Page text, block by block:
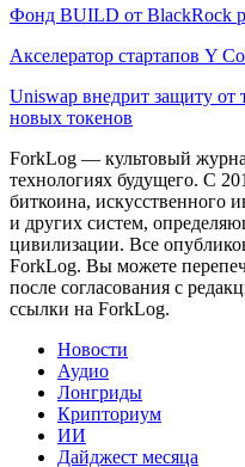
Фонд BUILD от BlackRock
Акселератор стартапов Y
Uniswap внедрит защиту от
новых токенов
ForkLog — культовый
технологиях будущего. С
биткоина, искусственного
и других систем,
цивилизации. Все
ForkLog. Вы можете
после согласования с
ссылки на ForkLog.
Новости
Аудио
Лонгриды
Крипториум
ИИ
Дайджест месяца